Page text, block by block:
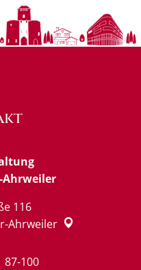
Ahrweiler
116
Ahrweiler
87-100